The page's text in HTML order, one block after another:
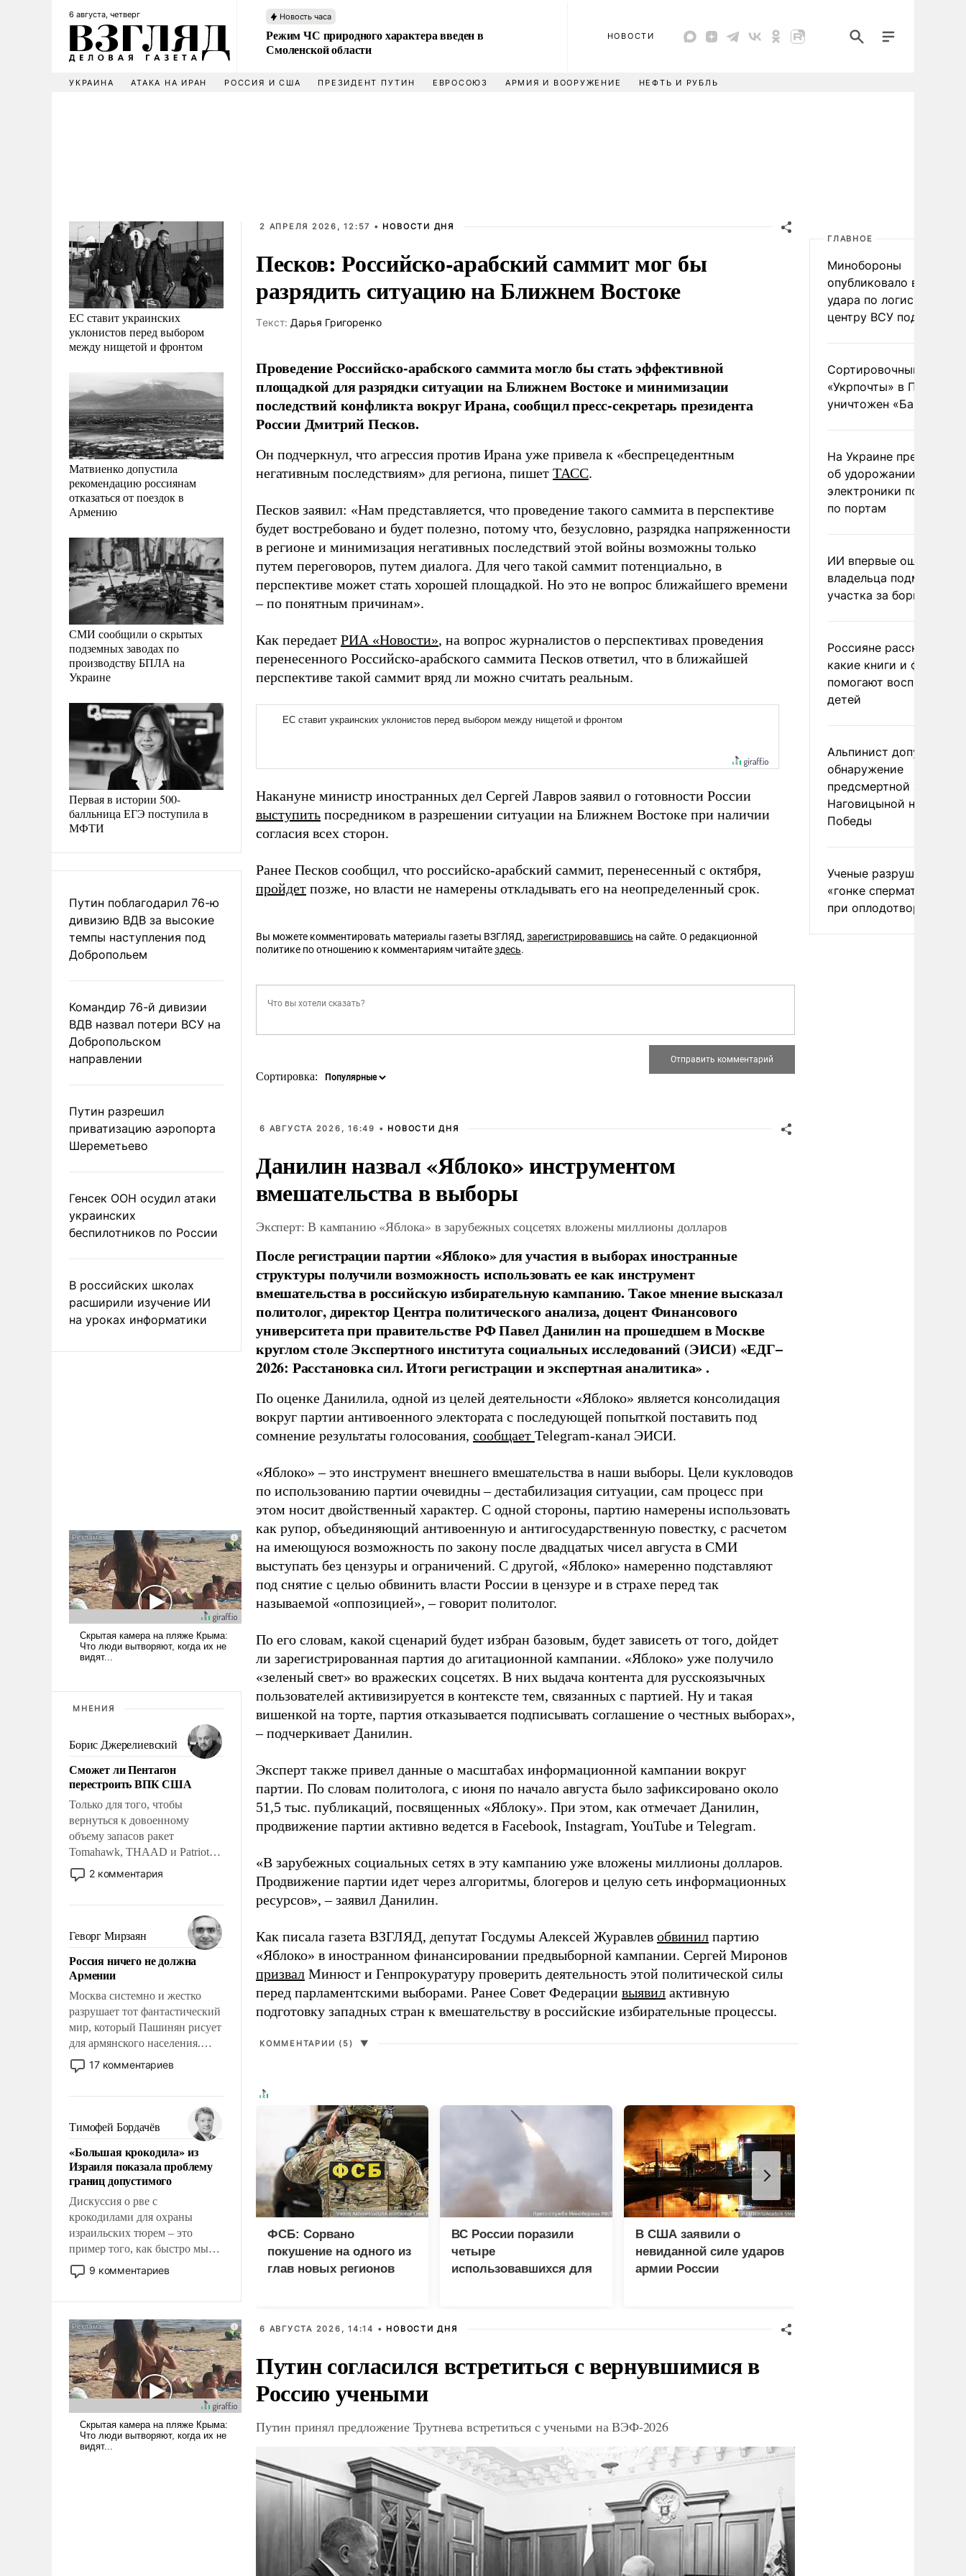
6 августа, четверг Новость часа
Режим ЧС природного характера введен в
Смоленской области
НОВОСТИ
УКРАИНА АТАКА НА ИРАН РОССИЯ И США ПРЕЗИДЕНТ ПУТИН ЕВРОСОЮЗ АРМИЯ И ВООРУЖЕНИЕ НЕФТЬ И РУБЛЬ
ЕС ставит украинских
уклонистов перед выбором
между нищетой и фронтом
Матвиенко допустила
рекомендацию россиянам
отказаться от поездок в
Армению
СМИ сообщили о скрытых
подземных заводах по
производству БПЛА на
Украине
Первая в истории 500-
балльница ЕГЭ поступила в
МФТИ
Путин поблагодарил 76-ю
дивизию ВДВ за высокие
темпы наступления под
Добропольем
Командир 76-й дивизии
ВДВ назвал потери ВСУ на
Добропольском
направлении
Путин разрешил
приватизацию аэропорта
Шереметьево
Генсек ООН осудил атаки
украинских
беспилотников по России
В российских школах
расширили изучение ИИ
на уроках информатики
МНЕНИЯ
Борис Джерелиевский
Сможет ли Пентагон
перестроить ВПК США
Только для того, чтобы
вернуться к довоенному
объему запасов ракет
Tomahawk, THAAD и Patriot
США потребуется более трех
лет. Даже небольшая война с
Сложившаяся ситуация
означает многолетний период
уязвимости США, например,
перед Китаем.
2 комментария
Геворг Мирзаян
Россия ничего не должна
Армении
Москва системно и жестко
разрушает тот фантастический
мир, который Пашинян рисует
для армянского населения.
Мир, где политические
прожекты будут безусловно
налогоплательщиков и где
Еревану за свои поступки не
нужно отвечать.
17 комментариев
Тимофей Бордачёв
«Большая крокодила» из
Израиля показала проблему
границ допустимого
Дискуссия о рве с
крокодилами для охраны
израильских тюрем – это
пример того, как быстро мы
двигаемся по пути
революционных изменений.
псевдонаучной фантастики,
стало всерьез обсуждаемой
идеей.
9 комментариев
2 АПРЕЛЯ 2026, 12:57 • НОВОСТИ ДНЯ
Песков: Российско-арабский саммит мог бы
разрядить ситуацию на Ближнем Востоке
Tекст: Дарья Григоренко
Проведение Российско-арабского саммита могло бы стать эффективной
площадкой для разрядки ситуации на Ближнем Востоке и минимизации
последствий конфликта вокруг Ирана, сообщил пресс-секретарь президента
России Дмитрий Песков.
Он подчеркнул, что агрессия против Ирана уже привела к «беспрецедентным
негативным последствиям» для региона, пишет ТАСС.
Песков заявил: «Нам представляется, что проведение такого саммита в перспективе
будет востребовано и будет полезно, потому что, безусловно, разрядка напряженности
в регионе и минимизация негативных последствий этой войны возможны только
путем переговоров, путем диалога. Для чего такой саммит потенциально, в
перспективе может стать хорошей площадкой. Но это не вопрос ближайшего времени
– по понятным причинам».
Как передает РИА «Новости», на вопрос журналистов о перспективах проведения
перенесенного Российско-арабского саммита Песков ответил, что в ближайшей
перспективе такой саммит вряд ли можно считать реальным.
Накануне министр иностранных дел Сергей Лавров заявил о готовности России
выступить посредником в разрешении ситуации на Ближнем Востоке при наличии
согласия всех сторон.
Ранее Песков сообщил, что российско-арабский саммит, перенесенный с октября,
пройдет позже, но власти не намерены откладывать его на неопределенный срок.
Вы можете комментировать материалы газеты ВЗГЛЯД, зарегистрировавшись на сайте. О редакционной
политике по отношению к комментариям читайтездесь.
Сортировка:
6 АВГУСТА 2026, 16:49 • НОВОСТИ ДНЯ
Данилин назвал «Яблоко» инструментом
вмешательства в выборы
Эксперт: В кампанию «Яблока» в зарубежных соцсетях вложены миллионы долларов
После регистрации партии «Яблоко» для участия в выборах иностранные
структуры получили возможность использовать ее как инструмент
вмешательства в российскую избирательную кампанию. Такое мнение высказал
политолог, директор Центра политического анализа, доцент Финансового
университета при правительстве РФ Павел Данилин на прошедшем в Москве
круглом столе Экспертного института социальных исследований (ЭИСИ) «ЕДГ–
2026: Расстановка сил. Итоги регистрации и экспертная аналитика» .
По оценке Данилила, одной из целей деятельности «Яблоко» является консолидация
вокруг партии антивоенного электората с последующей попыткой поставить под
сомнение результаты голосования, сообщает Telegram-канал ЭИСИ.
«Яблоко» – это инструмент внешнего вмешательства в наши выборы. Цели кукловодов
по использованию партии очевидны – дестабилизация ситуации, сам процесс при
этом носит двойственный характер. С одной стороны, партию намерены использовать
как рупор, объединяющий антивоенную и антигосударственную повестку, с расчетом
на имеющуюся возможность по закону после двадцатых чисел августа в СМИ
выступать без цензуры и ограничений. С другой, «Яблоко» намеренно подставляют
под снятие с целью обвинить власти России в цензуре и в страхе перед так
называемой «оппозицией», – говорит политолог.
По его словам, какой сценарий будет избран базовым, будет зависеть от того, дойдет
ли зарегистрированная партия до агитационной кампании. «Яблоко» уже получило
«зеленый свет» во вражеских соцсетях. В них выдача контента для русскоязычных
пользователей активизируется в контексте тем, связанных с партией. Ну и такая
вишенкой на торте, партия отказывается подписывать соглашение о честных выборах»,
– подчеркивает Данилин.
Эксперт также привел данные о масштабах информационной кампании вокруг
партии. По словам политолога, с июня по начало августа было зафиксировано около
51,5 тыс. публикаций, посвященных «Яблоку». При этом, как отмечает Данилин,
продвижение партии активно ведется в Facebook, Instagram, YouTube и Telegram.
«В зарубежных социальных сетях в эту кампанию уже вложены миллионы долларов.
Продвижение партии идет через алгоритмы, блогеров и целую сеть информационных
ресурсов», – заявил Данилин.
Как писала газета ВЗГЛЯД, депутат Госдумы Алексей Журавлев обвинил партию
«Яблоко» в иностранном финансировании предвыборной кампании. Сергей Миронов
призвал Минюст и Генпрокуратуру проверить деятельность этой политической силы
перед парламентскими выборами. Ранее Совет Федерации выявил активную
подготовку западных стран к вмешательству в российские избирательные процессы.
КОММЕНТАРИИ (5) ▼
ФСБ: Сорвано
покушение на одного из
глав новых регионов
ВС России поразили
четыре
использовавшихся для
В США заявили о
невиданной силе ударов
армии России
6 АВГУСТА 2026, 14:14 • НОВОСТИ ДНЯ
Путин согласился встретиться с вернувшимися в
Россию учеными
Путин принял предложение Трутнева встретиться с учеными на ВЭФ-2026
ГЛАВНОЕ
Минобороны
опубликовало видео
удара по
центру ВСУ под Киевом
Сортировочный пункт
«Укрпочты» в
уничтожен
На Украине
об удорожании
электроники после
по портам
ИИ впервые
владельца
участка за борщевик
Россияне рассказали,
какие книги и фильмы
помогают воспитывать
детей
Альпинист допустил
обнаружение
предсмертной записки
Наговицыной на пике
Победы
Ученые разрушили миф
«гонке
при оплодотворении